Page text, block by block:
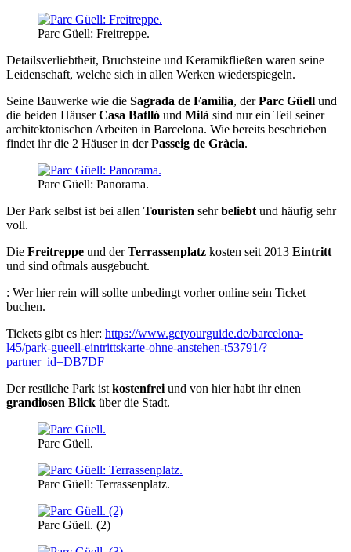
Parc Güell: Freitreppe.
Detailsverliebtheit, Bruchsteine und Keramikfließen waren seine
Leidenschaft, welche sich in allen Werken wiederspiegeln.
Seine Bauwerke wie die Sagrada de Familia, derParc Güell und
die beiden HäuserCasa Batlló und Milà sind nur ein Teil seiner
architektonischen Arbeiten in Barcelona. Wie bereits beschrieben
findet ihr die 2 Häuser in derPasseig de Gràcia.
Parc Güell: Panorama.
Der Park selbst ist bei allen Touristen sehrbeliebt und häufig sehr
voll.
Die Freitreppe und derTerrassenplatz kosten seit 2013 Eintritt
und sind oftmals ausgebucht.
: Wer hier rein will sollte unbedingt vorher online sein Ticket
buchen.
Tickets gibt es hier: https://www.getyourguide.de/barcelona-
l45/park-gueell-eintrittskarte-ohne-anstehen-t53791/?
partner_id=DB7DF
Der restliche Park ist kostenfrei und von hier habt ihr einen
grandiosen Blick über die Stadt.
Parc Güell.
Parc Güell: Terrassenplatz.
Parc Güell. (2)